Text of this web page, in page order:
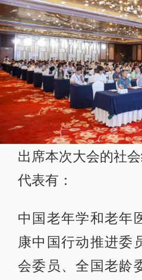
出席本次大会的社
代表有：
中国老年学和老年
康中国行动推进委
会委员、全国老龄